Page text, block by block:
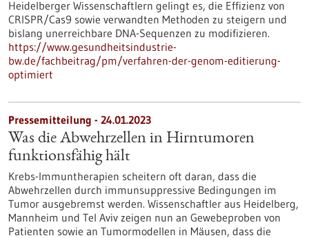
Heidelberger Wissenschaftlern gelingt es, die Effizienz von
CRISPR/Cas9 sowie verwandten Methoden zu steigern und
bislang unerreichbare DNA-Sequenzen zu modifizieren.
https://www.gesundheitsindustrie-
bw.de/fachbeitrag/pm/verfahren-der-genom-editierung-
optimiert
Pressemitteilung - 24.01.2023
Was die Abwehrzellen in Hirntumoren
funktionsfähig hält
Krebs-Immuntherapien scheitern oft daran, dass die
Abwehrzellen durch immunsuppressive Bedingungen im
Tumor ausgebremst werden. Wissenschaftler aus Heidelberg,
Mannheim und Tel Aviv zeigen nun an Gewebeproben von
Patienten sowie an Tumormodellen in Mäusen, dass die